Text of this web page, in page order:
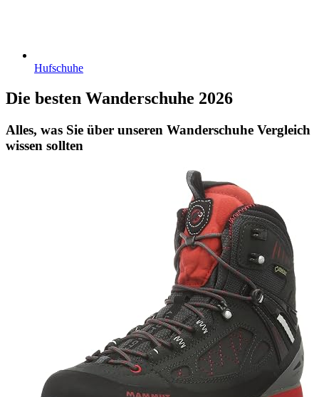
Hufschuhe
Die besten Wanderschuhe 2026
Alles, was Sie über unseren Wanderschuhe Vergleich
wissen sollten